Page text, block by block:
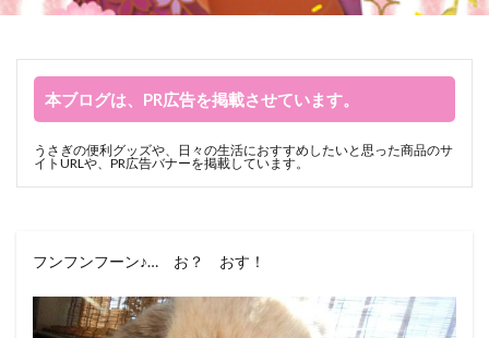
本ブログは、PR広告を掲載させています。
うさぎの便利グッズや、日々の生活におすすめしたいと思った商品のサ
イトURLや、PR広告バナーを掲載しています。
フンフンフーン♪… お？ おす！